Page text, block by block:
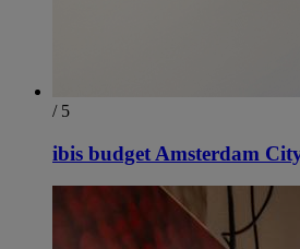
/ 5
ibis budget Amsterdam